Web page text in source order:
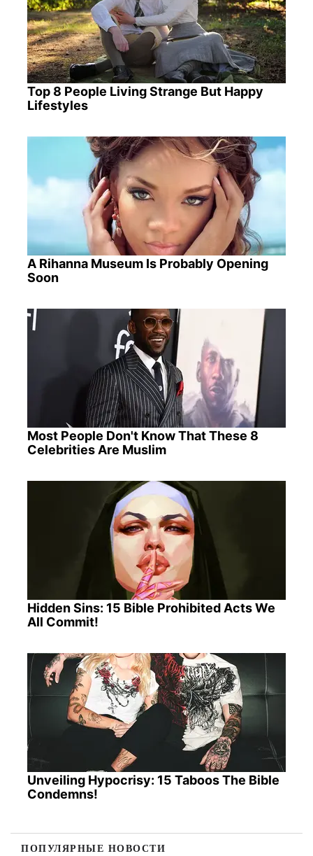
Top 8 People Living Strange But Happy
Lifestyles
A Rihanna Museum Is Probably Opening
Soon
Most People Don't Know That These 8
Celebrities Are Muslim
Hidden Sins: 15 Bible Prohibited Acts We
All Commit!
Unveiling Hypocrisy: 15 Taboos The Bible
Condemns!
ПОПУЛЯРНЫЕ НОВОСТИ